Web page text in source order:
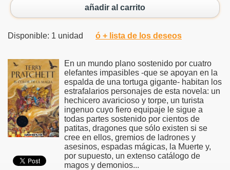
añadir al carrito
Disponible: 1 unidad ó + lista de los deseos
En un mundo plano sostenido por cuatro
elefantes impasibles -que se apoyan en la
espalda de una tortuga gigante- habitan los
estrafalarios personajes de esta novela: un
hechicero avaricioso y torpe, un turista
ingenuo cuyo fiero equipaje le sigue a
todas partes sostenido por cientos de
patitas, dragones que sólo existen si se
cree en ellos, gremios de ladrones y
asesinos, espadas mágicas, la Muerte y,
por supuesto, un extenso catálogo de
magos y demonios...